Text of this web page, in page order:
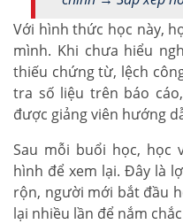
Với hình thức học này,
mình. Khi chưa hiểu
thiếu chứng từ, lệch
tra số liệu trên báo
được giảng viên hướng
Sau mỗi buổi học, học
hình để xem lại. Đây là
rộn, người mới bắt đầu
lại nhiều lần để nắm